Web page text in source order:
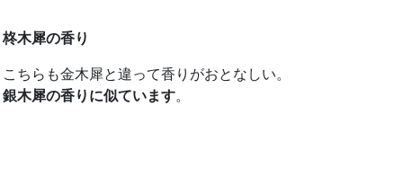
柊木犀の香り
こちらも金木犀と違って香りがおとなしい。
銀木犀の香りに似ています。